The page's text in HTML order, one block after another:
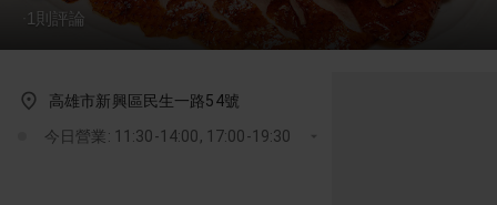
1 則評論
高雄市新興區民生一路54號
今日營業: 11:30-14:00, 17:00-19:30